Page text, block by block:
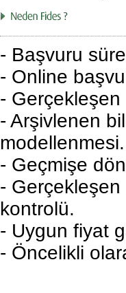
- Başvuru
- Online
-
- Arşivlenen
modellenmesi.
- Geçmişe
-
kontrolü.
- Uygun fiyat
- Öncelikli